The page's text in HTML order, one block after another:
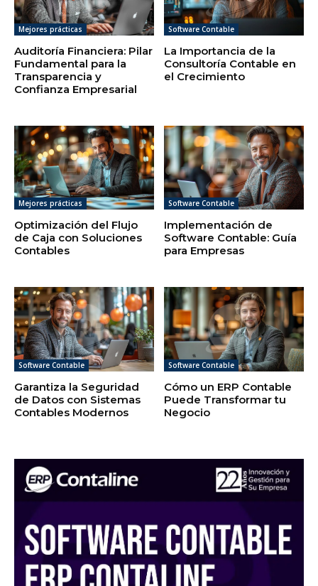
Mejores prácticas
Auditoría Financiera: Pilar
Fundamental para la
Transparencia y
Confianza Empresarial
Software Contable
La Importancia de la
Consultoría Contable en
el Crecimiento
Mejores prácticas
Optimización del Flujo
de Caja con Soluciones
Contables
Software Contable
Implementación de
Software Contable: Guía
para Empresas
Software Contable
Garantiza la Seguridad
de Datos con Sistemas
Contables Modernos
Software Contable
Cómo un ERP Contable
Puede Transformar tu
Negocio